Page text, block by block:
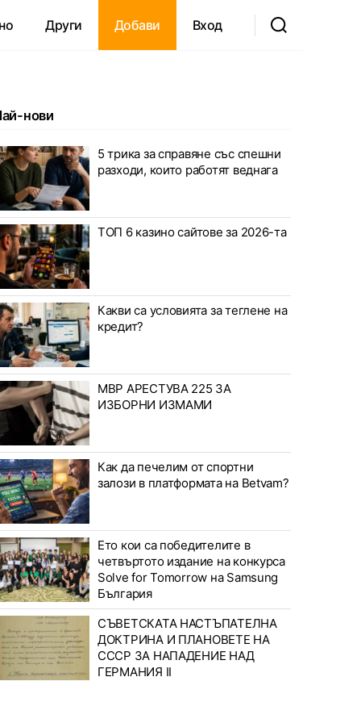
Други Добави Вход
нови
5 трика за справяне със спешни
разходи, които работят веднага
ТОП 6 казино сайтове за 2026-та
Какви са условията за теглене на
кредит?
МВР АРЕСТУВА 225 ЗА
ИЗБОРНИ ИЗМАМИ
Как да печелим от спортни
залози в платформата на Betvam?
Ето кои са победителите в
четвъртото издание на конкурса
Solve for Tomorrow на Samsung
България
СЪВЕТСКАТА НАСТЪПАТЕЛНА
ДОКТРИНА И ПЛАНОВЕТЕ НА
СССР ЗА НАПАДЕНИЕ НАД
ГЕРМАНИЯ II